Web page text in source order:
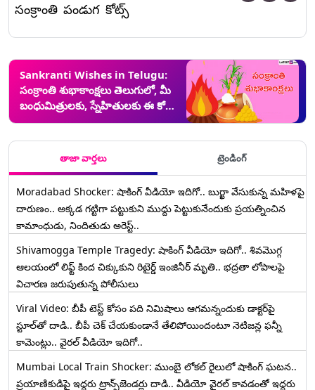
సంక్రాంతి పండుగ కోట్స్
Sankranti Wishes in Telugu:
సంక్రాంతి శుభాకాంక్షలు తెలుగులో, మీ
బంధుమిత్రులకు, స్నేహితులకు ఈ కోట్స్
ద్వారా పొంగల్ శుభాకాంక్షలు చెప్పేయండి
తాజా వార్తలు ట్రెండింగ్
Moradabad Shocker: షాకింగ్ వీడియో ఇదిగో.. బుర్ఖా వేసుకున్న మహిళపై
దారుణం.. అక్కడ గట్టిగా పట్టుకుని ముద్దు పెట్టుకునేందుకు ప్రయత్నించిన
కామాంధుడు, నిందితుడు అరెస్ట్..
Shivamogga Temple Tragedy: షాకింగ్ వీడియో ఇదిగో.. శివమొగ్గ
ఆలయంలో లిఫ్ట్ కింద చిక్కుకుని రిటైర్డ్ ఇంజినీర్ మృతి.. భద్రతా లోపాలపై
విచారణ జరుపుతున్న పోలీసులు
Viral Video: బీపీ టెస్ట్‌ కోసం పది నిమిషాలు ఆగమన్నందుకు డాక్టర్‌పై
స్టూల్‌తో దాడి.. బీపీ చెక్ చేయకుండానే తేలిపోయిందంటూ నెటిజన్ల ఫన్నీ
కామెంట్లు.. వైరల్ వీడియో ఇదిగో..
Mumbai Local Train Shocker: ముంబై లోకల్ రైలులో షాకింగ్ ఘటన..
ప్రయాణికుడిపై ఇద్దరు ట్రాన్స్‌జెండర్లు దాడి.. వీడియో వైరల్ కావడంతో ఇద్దరు